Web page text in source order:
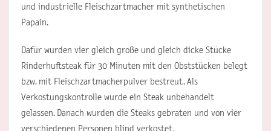
und industrielle Fleischzartmacher mit synthetischen
Papain.
Dafür wurden vier gleich große und gleich dicke Stücke
Rinderhuftsteak für 30 Minuten mit den Obststücken belegt
bzw. mit Fleischzartmacherpulver bestreut. Als
Verkostungskontrolle wurde ein Steak unbehandelt
gelassen. Danach wurden die Steaks gebraten und von vier
verschiedenen Personen blind verkostet.